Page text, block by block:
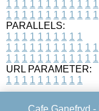
1 1 1 1 1 1 1 1 1 1 1 1
1 1 1 1 1 1 1 1 1 1 1 1
PARALLELS:
1 1 1 1 1 1 1 1 1 1
1 1 1 1 1 1 1 1 1 1 1 1
1 1 1 1 1 1 1 1 1 1 1 1
URL PARAMETER:
1 1 1 1 1 1 1 1 1 1
Cafe Ganefryd -